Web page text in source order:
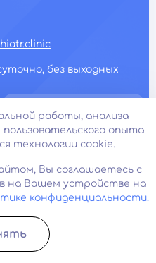
без выходных
работы, анализа
пользовательского опыта
технологии cookie.
Вы соглашаетесь с
на Вашем устройстве на
конфиденциальности.